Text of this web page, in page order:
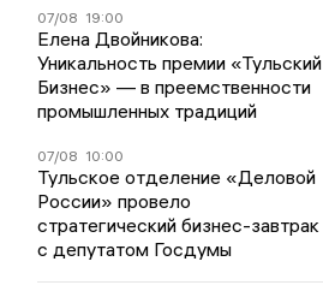
07/08 19:00
Елена Двойникова:
Уникальность премии «Тульский
Бизнес» — в преемственности
промышленных традиций
07/08 10:00
Тульское отделение «Деловой
России» провело
стратегический бизнес-завтрак
с депутатом Госдумы